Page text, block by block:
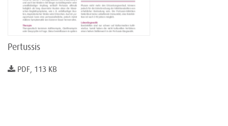
Pertussis
PDF, 113 KB